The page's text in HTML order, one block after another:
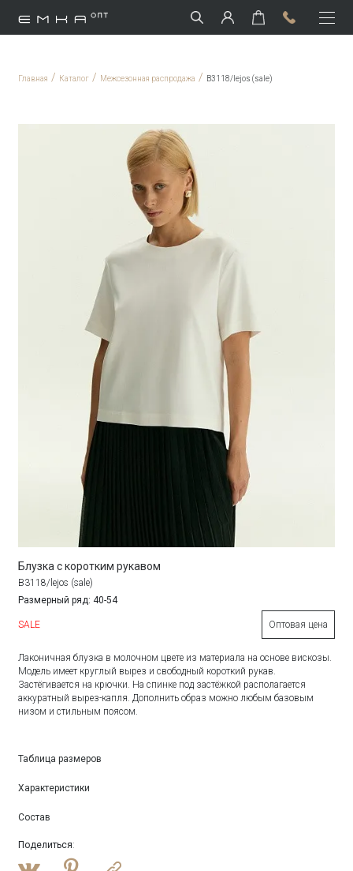
Главная / Каталог / Межсезонная распродажа / B3118/lejos (sale)
Блузка с коротким рукавом
B3118/lejos (sale)
Размерный ряд: 40-54
SALE Оптовая цена
Лаконичная блузка в молочном цвете из материала на основе вискозы.
Модель имеет круглый вырез и свободный короткий рукав.
Застёгивается на крючки. На спинке под застёжкой располагается
аккуратный вырез-капля. Дополнить образ можно любым базовым
низом и стильным поясом.
Таблица размеров
Характеристики
Состав
Поделиться: